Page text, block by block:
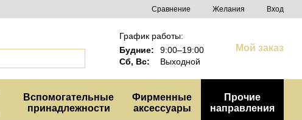
Сравнение Желания Вход
График работы:
Будние:
9:00–19:00
Сб, Вс:
Выходной
Мой заказ
Вспомогательные
принадлежности
Фирменные
аксессуары
Прочие
направления